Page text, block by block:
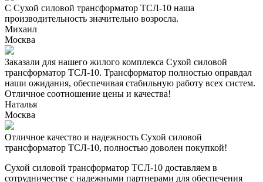
С Сухой силовой трансформатор ТСЛ-10 наша
производительность значительно возросла.
Михаил
Москва
Заказали для нашего жилого комплекса Сухой силовой
трансформатор ТСЛ-10. Трансформатор полностью оправдал
наши ожидания, обеспечивая стабильную работу всех систем.
Отличное соотношение цены и качества!
Наталья
Москва
Отличное качество и надежность Сухой силовой
трансформатор ТСЛ-10, полностью доволен покупкой!
Сухой силовой трансформатор ТСЛ-10 доставляем в
сотрудничестве с надежными партнерами для обеспечения